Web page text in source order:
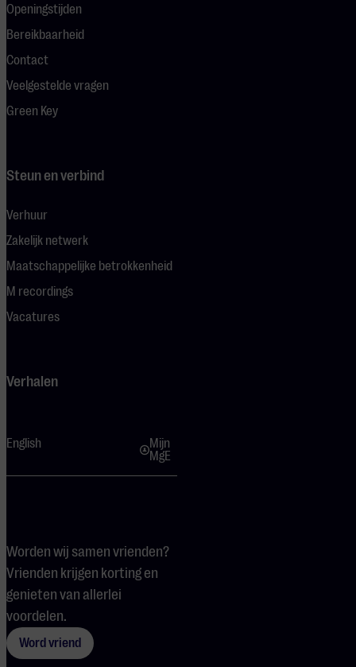
Openingstijden
Bereikbaarheid
Contact
Veelgestelde vragen
Green Key
Steun en verbind
Verhuur
Zakelijk netwerk
Maatschappelijke betrokkenheid
M recordings
Vacatures
Verhalen
English
Mijn
MgE
Worden wij samen vrienden?
Vrienden krijgen korting en
genieten van allerlei
voordelen.
Word vriend